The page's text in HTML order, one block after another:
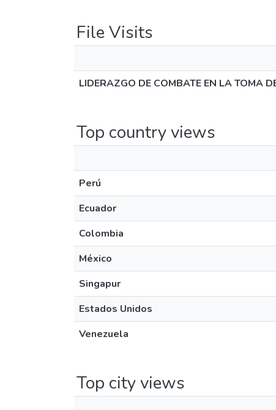
File Visits
LIDERAZGO DE COMBATE EN LA TOMA
Top country views
Perú
Ecuador
Colombia
México
Singapur
Estados Unidos
Venezuela
Top city views